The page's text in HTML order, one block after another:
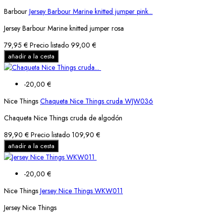
Barbour Jersey Barbour Marine knitted jumper pink...
Jersey Barbour Marine knitted jumper rosa
79,95 € Precio listado 99,00 €
añadir a la cesta
-20,00 €
Nice Things Chaqueta Nice Things cruda WJW036
Chaqueta Nice Things cruda de algodón
89,90 € Precio listado 109,90 €
añadir a la cesta
-20,00 €
Nice Things Jersey Nice Things WKW011
Jersey Nice Things